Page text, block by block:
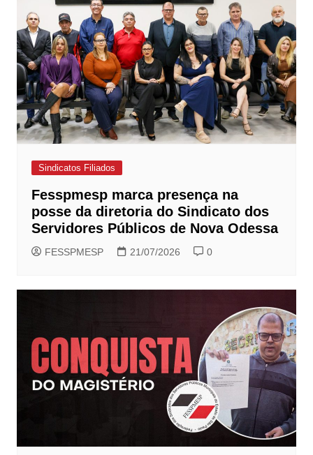
Sindicatos Filiados
Fesspmesp marca presença na
posse da diretoria do Sindicato dos
Servidores Públicos de Nova Odessa
FESSPMESP 21/07/2026 0